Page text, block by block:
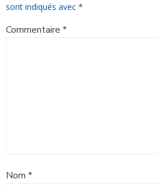
sont indiqués avec *
Commentaire *
Nom *